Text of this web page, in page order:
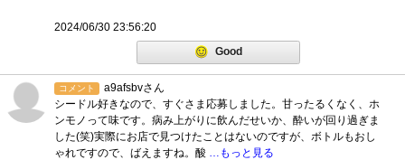
2024/06/30 23:56:20
Good
コメント
a9afsbvさん
シードル好きなので、すぐさま応募しました。甘ったるくなく、ホ
ンモノって味です。病み上がりに飲んだせいか、酔いが回り過ぎま
した(笑)実際にお店で見つけたことはないのですが、ボトルもおし
ゃれですので、ばえますね。酸 …もっと見る